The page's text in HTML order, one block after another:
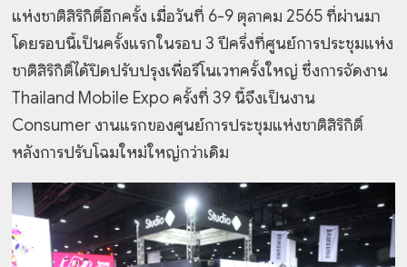
แห่งชาติสิริกิติ์อีกครั้ง เมื่อวันที่ 6-9 ตุลาคม 2565 ที่ผ่านมา
โดยรอบนี้เป็นครั้งแรกในรอบ 3 ปีครึ่งที่ศูนย์การประชุมแห่ง
ชาติสิริกิติ์ได้ปิดปรับปรุงเพื่อรีโนเวทครั้งใหญ่ ซึ่งการจัดงาน
Thailand Mobile Expo ครั้งที่ 39 นี้จึงเป็นงาน
Consumer งานแรกของศูนย์การประชุมแห่งชาติสิริกิติ์
หลังการปรับโฉมใหม่ใหญ่กว่าเดิม